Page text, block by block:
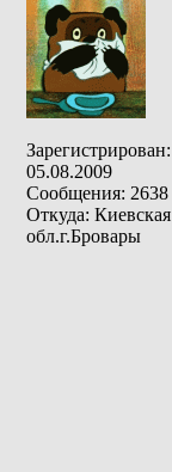
Зарегистрирован:
05.08.2009
Сообщения: 2638
Откуда: Киевская
обл.г.Бровары